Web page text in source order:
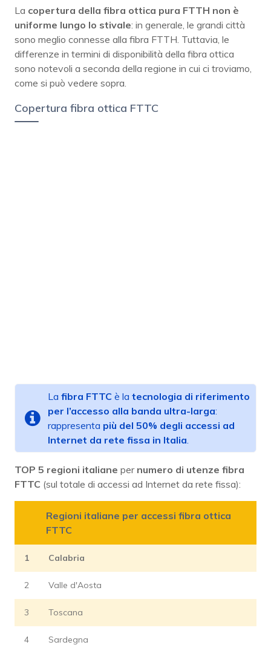
La copertura della fibra ottica pura FTTH non è
uniforme lungo lo stivale: in generale, le grandi città
sono meglio connesse alla fibra FTTH. Tuttavia, le
differenze in termini di disponibilità della fibra ottica
sono notevoli a seconda della regione in cui ci troviamo,
come si può vedere sopra.
Copertura fibra ottica FTTC
La fibra FTTC è la tecnologia di riferimento
per l’accesso alla banda ultra-larga:
rappresenta più del 50% degli accessi ad
Internet da rete fissa in Italia
TOP 5 regioni italiane per numero di utenze fibra
FTTC (sul totale di accessi ad Internet da rete fissa):
Regioni italiane per accessi fibra ottica
FTTC
1 Calabria
2 Valle d'Aosta
3 Toscana
4 Sardegna